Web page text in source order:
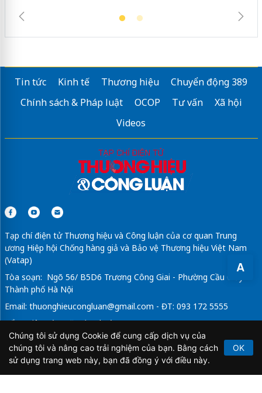
A
Tin tức Kinh tế Thương hiệu
Chuyển động 389
Chính sách & Pháp luật
OCOP Tư vấn
Xã hội
Videos
Tạp chí điện tử Thương hiệu và Công luận của cơ quan Trung
ương Hiệp hội Chống hàng giả và Bảo vệ Thương hiệu Việt Nam
(Vatap)
Tòa soạn: Ngõ 56/ B5D6 Trương Công Giai - Phường Cầu Giấy -
Thành phố Hà Nội
Email: thuonghieucongluan@gmail.com - ĐT: 093 172 5555
Tổng Biên Tập: Vũ Đức Thuận
Giấy phép hoạt động báo chí điện tử số 64/GP-BTTTT do Bộ
Thông tin và Truyền thông cấp ngày 21/2/2020.
Chúng tôi sử dụng Cookie để cung cấp dịch vụ của
chúng tôi và nâng cao trải nghiệm của bạn. Bằng cách
sử dụng trang web này, bạn đã đồng ý với điều này.
OK